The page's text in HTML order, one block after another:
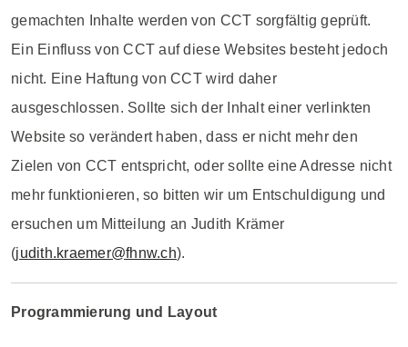
gemachten Inhalte werden von CCT sorgfältig geprüft.
Ein Einfluss von CCT auf diese Websites besteht jedoch
nicht. Eine Haftung von CCT wird daher
ausgeschlossen. Sollte sich der Inhalt einer verlinkten
Website so verändert haben, dass er nicht mehr den
Zielen von CCT entspricht, oder sollte eine Adresse nicht
mehr funktionieren, so bitten wir um Entschuldigung und
ersuchen um Mitteilung an Judith Krämer
(judith.kraemer@fhnw.ch).
Programmierung und Layout